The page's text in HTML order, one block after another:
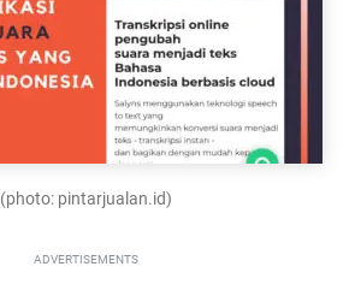
(photo: pintarjualan.id)
ADVERTISEMENTS